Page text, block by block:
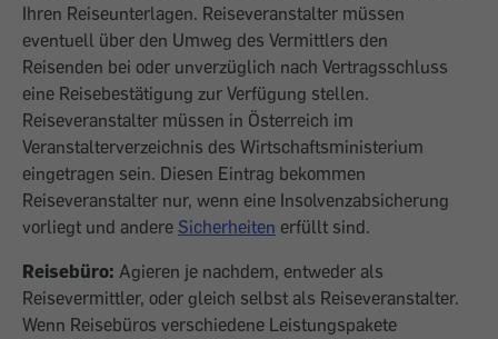
Ihren Reiseunterlagen. Reiseveranstalter müssen
eventuell über den Umweg des Vermittlers den
Reisenden bei oder unverzüglich nach Vertragsschluss
eine Reisebestätigung zur Verfügung stellen.
Reiseveranstalter müssen in Österreich im
Veranstalterverzeichnis des Wirtschaftsministerium
eingetragen sein. Diesen Eintrag bekommen
Reiseveranstalter nur, wenn eine Insolvenzabsicherung
vorliegt und andere Sicherheiten erfüllt sind.
Reisebüro: Agieren je nachdem, entweder als
Reisevermittler, oder gleich selbst als Reiseveranstalter.
Wenn Reisebüros verschiedene Leistungspakete